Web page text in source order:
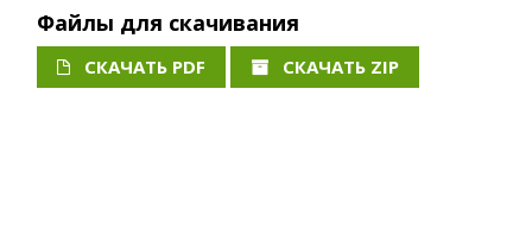
Файлы для скачивания
СКАЧАТЬ PDF СКАЧАТЬ ZIP